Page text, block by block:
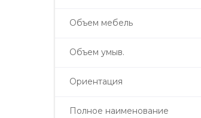
Объем мебель
Объем умыв.
Ориентация
Полное наименование